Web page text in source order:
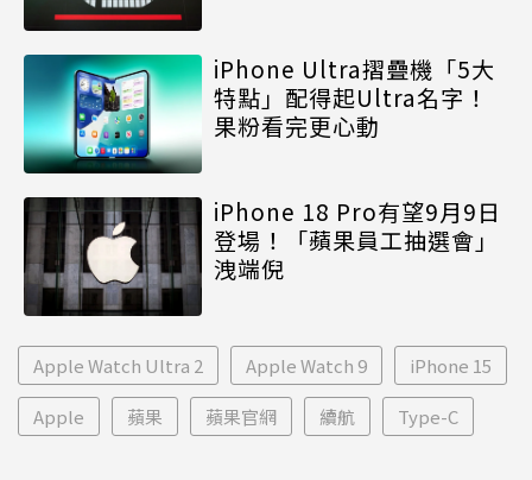
iPhone Ultra摺疊機「5大
特點」配得起Ultra名字！
果粉看完更心動
iPhone 18 Pro有望9月9日
登場！「蘋果員工抽選會」
洩端倪
Apple Watch Ultra 2 Apple Watch 9 iPhone 15
Apple 蘋果 蘋果官網 續航 Type-C